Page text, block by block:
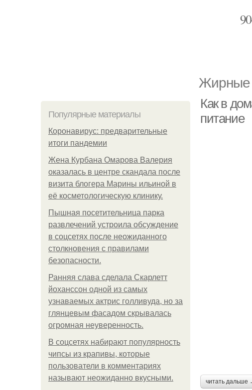
Жирные
Популярные материалы
Коронавирус: предварительные
итоги пандемии
Жена Курбана Омарова Валерия
оказалась в центре скандала после
визита блогера Марины ильиной в
её косметологическую клинику.
Пышная посетительница парка
развлечений устроила обсуждение
в соцсетях после неожиданного
столкновения с правилами
безопасности.
Ранняя слава сделала Скарлетт
йоханссон одной из самых
узнаваемых актрис голливуда, но за
глянцевым фасадом скрывалась
огромная неуверенность.
В соцсетях набирают популярность
чипсы из крапивы, которые
пользователи в комментариях
называют неожиданно вкусными.
Как в
питание
читать дальше